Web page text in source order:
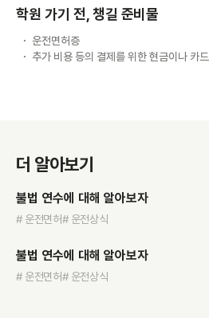
학원 가기 전, 챙길 준비물
운전면허증
추가 비용 등의 결제를 위한 현금이나 카드
더 알아보기
불법 연수에 대해 알아보자
# 운전면허# 운전상식
불법 연수에 대해 알아보자
# 운전면허# 운전상식